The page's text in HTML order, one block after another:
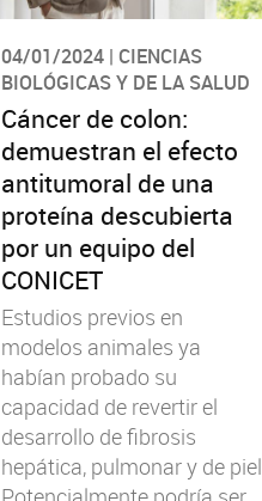
04/01/2024 | CIENCIAS
BIOLÓGICAS Y DE LA SALUD
Cáncer de colon:
demuestran el efecto
antitumoral de una
proteína descubierta
por un equipo del
CONICET
Estudios previos en
modelos animales ya
habían probado su
capacidad de revertir el
desarrollo de fibrosis
hepática, pulmonar y de piel.